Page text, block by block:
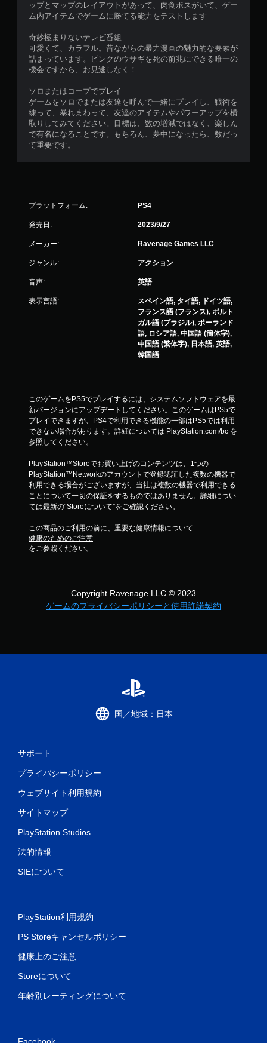
ップとマップのレイアウトがあって、肉食ボスがいて、ゲー
ム内アイテムでゲームに勝てる能力をテストします
奇妙極まりないテレビ番組
可愛くて、カラフル。昔ながらの暴力漫画の魅力的な要素が
詰まっています。ピンクのウサギを死の前兆にできる唯一の
機会ですから、お見逃しなく！
ソロまたはコープでプレイ
ゲームをソロでまたは友達を呼んで一緒にプレイし、戦術を
練って、暴れまわって、友達のアイテムやパワーアップを横
取りしてみてください。目標は、数の増減ではなく、楽しん
で有名になることです。もちろん、夢中になったら、数だっ
て重要です。
プラットフォーム: PS4
発売日: 2023/9/27
メーカー: Ravenage Games LLC
ジャンル: アクション
音声: 英語
表示言語:
スペイン語, タイ語, ドイツ語,
フランス語 (フランス), ポルト
ガル語 (ブラジル), ポーランド
語, ロシア語, 中国語 (簡体字),
中国語 (繁体字), 日本語, 英語,
韓国語
このゲームをPS5でプレイするには、システムソフトウェアを最
新バージョンにアップデートしてください。このゲームはPS5で
プレイできますが、PS4で利用できる機能の一部はPS5では利用
できない場合があります。詳細については PlayStation.com/bc を
参照してください。
PlayStation™Storeでお買い上げのコンテンツは、1つの
PlayStation™Networkのアカウントで登録認証した複数の機器で
利用できる場合がございますが、当社は複数の機器で利用できる
ことについて一切の保証をするものではありません。詳細につい
ては最新の“Storeについて”をご確認ください。
この商品のご利用の前に、重要な健康情報について
健康のためのご注意
をご参照ください。
Copyright Ravenage LLC © 2023
ゲームのプライバシーポリシーと使用許諾契約
国／地域：日本
サポート
プライバシーポリシー
ウェブサイト利用規約
サイトマップ
PlayStation Studios
法的情報
SIEについて
PlayStation利用規約
PS Storeキャンセルポリシー
健康上のご注意
Storeについて
年齢別レーティングについて